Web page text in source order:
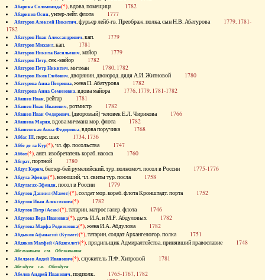
Абарина Соломонида(*), вдова, помещица 1782
Абаринов Осип, унтер-лейт. флота 1777
Абатуров Алексей Никитич, фурьер лейб-гв. Преображ. полка, сын Н.В. Абатурова 1779, 1781-
1782
Абатуров Иван Александрович, кап. 1779
Абатуров Михаил, кап. 1781
Абатуров Никита Васильевич, майор 1779
Абатуров Петр, сек.-майор 1782
Абатуров Петр Никитич, мичман 1780, 1782
Абатуров Яков Глебович, дворянин, двоюрод. дядя А.И. Житновой 1780
Абатурова Анна Петровна, жена П. Абатурова 1782
Абатурова Анна Семеновна, вдова майора 1776, 1779, 1781-1782
Абашев Иван, рейтар 1781
Абашев Иван Иванович, ротмистр 1782
Абашев Иван Федорович, [дворовый] человек Е.Л. Чирикова 1766
Абашева Мария, вдова мичмана мор. флота 1782
Абашевская Анна Федоровна, вдова поручика 1768
Аббас III, перс. шах 1734, 1736
Аббе де ла Кур(*), чл. фр. посольства 1747
Аббот(*), англ. изобретатель кораб. насоса 1760
Абграт, портной 1780
Абдул Керим, беглер-бей румелийский, тур. полномоч. посол в России 1775-1776
Абдула Эфенди(*), конюший, чл. свиты тур. посла 1758
Абдуласах-Эфенди, посол в России 1779
Абдулов Даниил (Мамет)(*), солдат мор. кораб. флота Кронштадт. порта 1752
Абдулов Иван Алексеевич(*) 1782
Абдулов Петр (Асак)(*), татарин, матрос галер. флота 1746
Абдулова Вера Ивановна(*), дочь И.А. и М.Р. Абдуловых 1782
Абдулова Марфа Родионовна(*), жена И.А. Абдулова 1782
Абдыков Афанасий (Кулмет)(*), татарин, солдат Архангелогор. полка 1751
Абдяков Матфей (Абдяселет)(*), прядильщик Адмиралтейства, принявший православие 1748
Абезьянинов см. Обезьянинов
Абелдеев Авдей Иванович(*), служитель П.Ф. Хитровой 1781
Абелдуев см. Оболдуев
Абелов Андрей Иванович, подполк. 1765-1767, 1782